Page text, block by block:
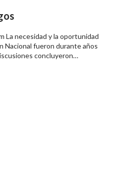
La necesidad y la oportunidad
Nacional fueron durante años
concluyeron…